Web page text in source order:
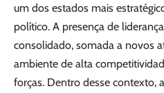
um dos estados mais
político. A presença de
consolidado, somada a novos
ambiente de alta
forças. Dentro desse contexto,